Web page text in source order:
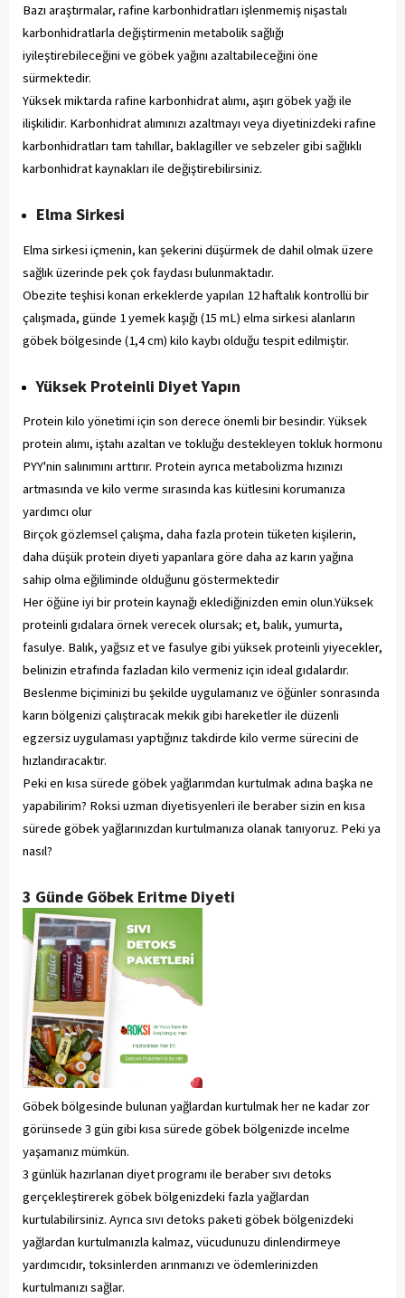
Bazı araştırmalar, rafine karbonhidratları işlenmemiş nişastalı
karbonhidratlarla değiştirmenin metabolik sağlığı
iyileştirebileceğini ve göbek yağını azaltabileceğini öne
sürmektedir.
Yüksek miktarda rafine karbonhidrat alımı, aşırı göbek yağı ile
ilişkilidir. Karbonhidrat alımınızı azaltmayı veya diyetinizdeki rafine
karbonhidratları tam tahıllar, baklagiller ve sebzeler gibi sağlıklı
karbonhidrat kaynakları ile değiştirebilirsiniz.
Elma Sirkesi
Elma sirkesi içmenin, kan şekerini düşürmek de dahil olmak üzere
sağlık üzerinde pek çok faydası bulunmaktadır.
Obezite teşhisi konan erkeklerde yapılan 12 haftalık kontrollü bir
çalışmada, günde 1 yemek kaşığı (15 mL) elma sirkesi alanların
göbek bölgesinde (1,4 cm) kilo kaybı olduğu tespit edilmiştir.
Yüksek Proteinli Diyet Yapın
Protein kilo yönetimi için son derece önemli bir besindir. Yüksek
protein alımı, iştahı azaltan ve tokluğu destekleyen tokluk hormonu
PYY'nin salınımını arttırır. Protein ayrıca metabolizma hızınızı
artmasında ve kilo verme sırasında kas kütlesini korumanıza
yardımcı olur
Birçok gözlemsel çalışma, daha fazla protein tüketen kişilerin,
daha düşük protein diyeti yapanlara göre daha az karın yağına
sahip olma eğiliminde olduğunu göstermektedir
Her öğüne iyi bir protein kaynağı eklediğinizden emin olun.Yüksek
proteinli gıdalara örnek verecek olursak; et, balık, yumurta,
fasulye. Balık, yağsız et ve fasulye gibi yüksek proteinli yiyecekler,
belinizin etrafında fazladan kilo vermeniz için ideal gıdalardır.
Beslenme biçiminizi bu şekilde uygulamanız ve öğünler sonrasında
karın bölgenizi çalıştıracak mekik gibi hareketler ile düzenli
egzersiz uygulaması yaptığınız takdirde kilo verme sürecini de
hızlandıracaktır.
Peki en kısa sürede göbek yağlarımdan kurtulmak adına başka ne
yapabilirim? Roksi uzman diyetisyenleri ile beraber sizin en kısa
sürede göbek yağlarınızdan kurtulmanıza olanak tanıyoruz. Peki ya
nasıl?
3 Günde Göbek Eritme Diyeti
Göbek bölgesinde bulunan yağlardan kurtulmak her ne kadar zor
görünsede 3 gün gibi kısa sürede göbek bölgenizde incelme
yaşamanız mümkün.
3 günlük hazırlanan diyet programı ile beraber sıvı detoks
gerçekleştirerek göbek bölgenizdeki fazla yağlardan
kurtulabilirsiniz. Ayrıca sıvı detoks paketi göbek bölgenizdeki
yağlardan kurtulmanızla kalmaz, vücudunuzu dinlendirmeye
yardımcıdır, toksinlerden arınmanızı ve ödemlerinizden
kurtulmanızı sağlar.